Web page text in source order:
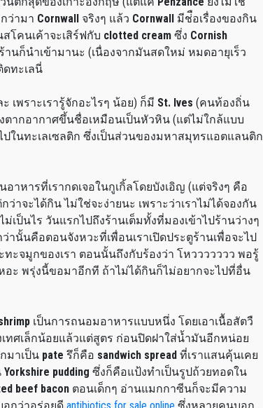
ว่ามา Cornwall จริงๆ แล้ว Cornwall มีช่ือเรื่องของกิน
โคนเค้าจะเสิร์ฟกับ clotted cream ซึ่ง Cornish
นก็นำเข้ามานะ (เนื่องจากมันสดใหม่ หมดอายุเร็ว
ทะเลนี่
เพราะเรารู้จักอะไรๆ น้อย) ก็มี St. Ives (คนท้องถิ่น
ตากอากาศขึ้นชื่อเหมือนเป็นหัวหิน (แต่ไม่ใกล้แบบ
ปในทะเลเซลติก ซึ่งเป็นส่วนของมหาสมุทรแอตแลนติก
าหารที่เรากดเจอในกูเกิ้ลโดยบังเอิญ (แต่จริงๆ คือ
าจะได้กิน ไม่ใช่จะง่ายนะ เพราะว่าเราไม่ได้จองกัน
ป็นไร วันแรกไปถึงร้านเต็มทั้งที่มองเข้าไปร้านว่างๆ
นั้นคือตอนจังหวะที่เพื่อนเราเปิดประตูร้านเพื่อจะไป
ะจมูกของเรา ตอนนั้นถึงกับร้องว่า โหววววววว พอรู้
อะ พรุ่งนี้ขอมาอีกที ถ้าไม่ได้กินก็ไม่อยากจะไปที่อื่น
เป็นการถนอมอาหารแบบหนึ่ง โดยเอาเนื้อสัตวื
ทศเล็กน้อยแล้วแต่สูตร ก่อนปิดฝาใส่น้ำมันอีกหน่อย
มาเป็น pate รึก็คือ sandwich spread ที่เราแสนคุ้นเคย
Yorkshire pudding ซึ่งก็คือแป้งทำเป็นรูปถ้วยทอดใน
beef bacon ตอนเด็กๆ อ่านแมกกาซีนก็จะมีความ
อกว่าอร่อยดี antibiotics for sale online ซึ่งหลายคนบอก